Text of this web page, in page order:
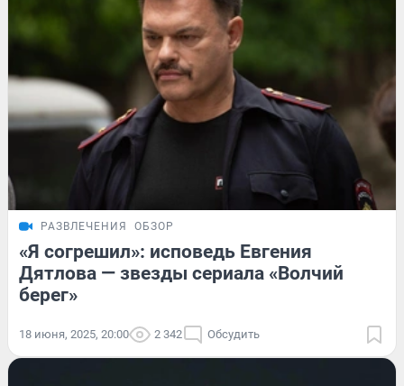
РАЗВЛЕЧЕНИЯ ОБЗОР
«Я согрешил»: исповедь Евгения
Дятлова — звезды сериала «Волчий
берег»
18 июня, 2025, 20:00 2 342 Обсудить